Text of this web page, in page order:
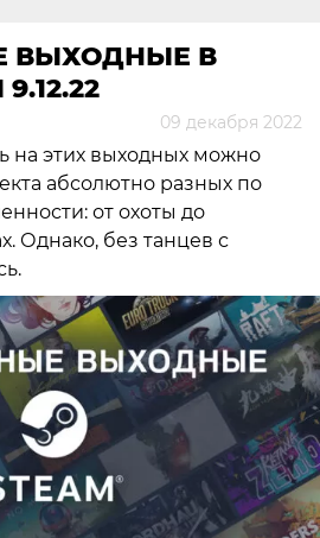
ВЫХОДНЫЕ В
09 декабря 2022
на этих выходных можно
абсолютно разных по
от охоты до
Однако, без танцев с